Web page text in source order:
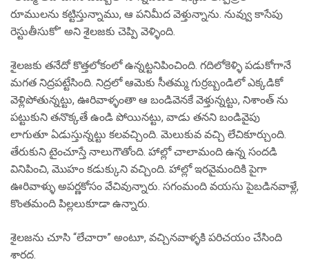
రూములను కట్టిస్తున్నాము, ఆ పనిమీద వెళ్తున్నాను. నువ్వు కాసేపు
రెస్టుతీసుకో” అని శైలజకు చెప్పి వెళ్ళింది.
శైలజకు తనేదో కొత్తలోకంలో ఉన్నట్టనిపించింది. గదిలోకెళ్ళి పడుకోగానే
మగత నిద్రపట్టేసింది. నిద్రలో ఆమెకు సీతమ్మ గుర్రబ్బండిలో ఎక్కడికో
వెళ్లిపోతున్నట్టు, ఊరివాళ్ళంతా ఆ బండివెనకే వెళ్తున్నట్టు, నిశాంత్ ను
పట్టుకుని తనొక్కతే ఉండి పోయినట్టు, వాడు తనని బండివైపు
లాగుతూ ఏడుస్తున్నట్టు కలవచ్చింది. మెలుకువ వచ్చి లేచికూర్చుంది.
తేరుకుని టైంచూస్తే నాలుగౌతోంది. హాల్లో చాలామంది ఉన్న సందడి
వినిపించి, మొహం కడుక్కుని వచ్చింది. హాల్లో ఇరవైమందికి పైగా
ఊరివాళ్ళు అపర్ణకోసం వేచివున్నారు. సగంమంది వయసు పైబడినవాళ్లే,
కొంతమంది పిల్లలుకూడా ఉన్నారు.
శైలజను చూసి “లేచారా” అంటూ, వచ్చినవాళ్ళకి పరిచయం చేసింది
శారద.